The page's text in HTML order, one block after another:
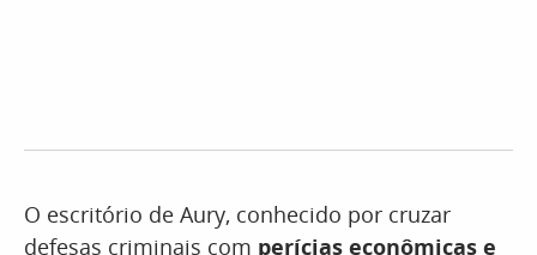
O escritório de Aury, conhecido por cruzar
defesas criminais com perícias econômicas e